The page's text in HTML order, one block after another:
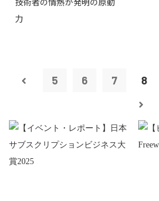
社 長 島 正...
力
5 6 7 8